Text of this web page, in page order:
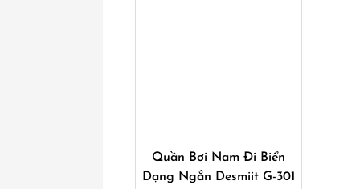
Quần Bơi Nam Đi Biển
Dạng Ngắn Desmiit G-301